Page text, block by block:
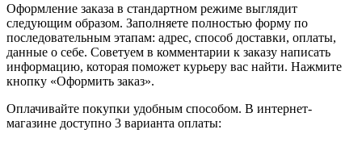
Оформление заказа в стандартном режиме выглядит
следующим образом. Заполняете полностью форму по
последовательным этапам: адрес, способ доставки, оплаты,
данные о себе. Советуем в комментарии к заказу написать
информацию, которая поможет курьеру вас найти. Нажмите
кнопку «Оформить заказ».
Оплачивайте покупки удобным способом. В интернет-
магазине доступно 3 варианта оплаты: